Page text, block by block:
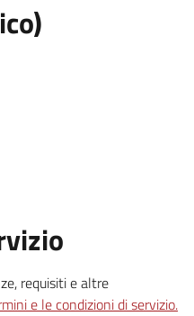
requisiti e altre
e le condizioni di servizio.